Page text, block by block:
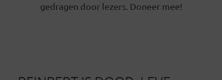
gedragen door lezers. Doneer mee!